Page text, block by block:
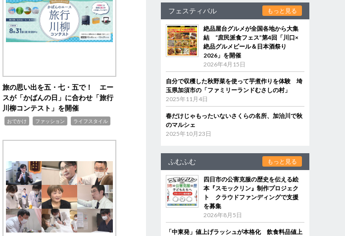
旅の思い出を五・七・五で！ エー
スが「かばんの日」に合わせ「旅行
川柳コンテスト」を開催
おでかけ ファッション ライフスタイル
フェスティバル もっと見る
絶品屋台グルメが全国各地から大集
結 “庶民派食フェス”第4回「川口×
絶品グルメビール＆日本酒祭り
2026」を開催
2026年4月15日
自分で収穫した秋野菜を使って芋煮作りを体験 埼
玉県加須市の「ファミリーランドむさしの村」
2025年11月4日
春だけじゃもったいないさくらの名所、加治川で秋
のマルシェ
2025年10月23日
ふむふむ もっと見る
四日市の公害克服の歴史を伝える絵
本『スモックリン』制作プロジェク
ト クラウドファンディングで支援
を募集
2026年8月5日
「中東発」値上げラッシュが本格化 飲食料品値上